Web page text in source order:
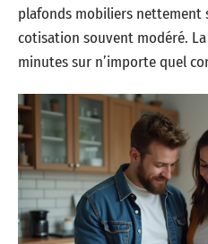
plafonds mobiliers nettement
cotisation souvent modéré.
minutes sur n’importe quel